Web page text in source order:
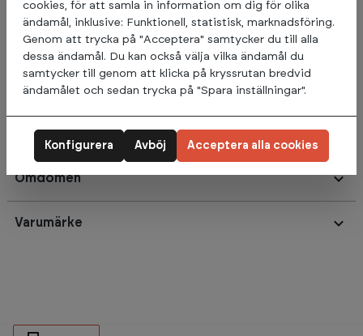
koordination, stabilisering och uthållighet. Du tränar
funktionellt, tredimensionellt och övningarna hjälper dig att
fungera bättre i vardagen. Abilica KettleBells har en platt bas
vilket gör dem mycket stabila när de placeras på marken.
Varje kettlebell är märkt med vikt i både kilogram och pounds
samt har sin unika färgkod som gör den lätt att identifiera.
Finns i 4 kg till 48 kg. Säljs i styck.
Omdömen
Varumärke
cookies, för att samla in information om dig för olika
ändamål, inklusive: Funktionell, statistisk, marknadsföring.
Genom att trycka på "Acceptera" samtycker du till alla
dessa ändamål. Du kan också välja vilka ändamål du
samtycker till genom att klicka på kryssrutan bredvid
ändamålet och sedan trycka på "Spara inställningar".
Avböj
Konfigurera Acceptera alla cookies